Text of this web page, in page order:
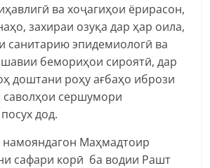
ва хоҷагиҳои ёрирасон,
захираи озуқа дар ҳар оила,
санитарию эпидемиологӣ ва
бемориҳои сироятӣ, дар
доштани роҳу ағбаҳо ибрози
саволҳои сершумори
дод.
Маҳмадтоир
сафари корӣ ба водии Рашт